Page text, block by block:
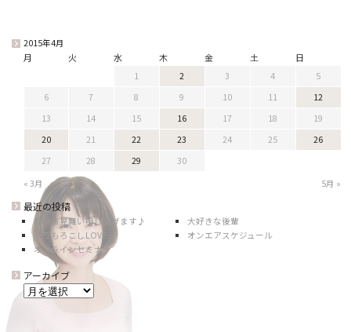
2015年4月
月 火 水 木 金 土 日
1 2 3 4
5
6
7 8 9 10 11
12
13
14 15 16 17 18
19
20
21 22 23 24 25
26
27
28 29
30
« 3月
5月 »
最近の投稿
暑中お見舞い申し上げます♪
大好きな後輩
とうもろこしLOVE
オンエアスケジュール
オンラインセミナー
アーカイブ
ア